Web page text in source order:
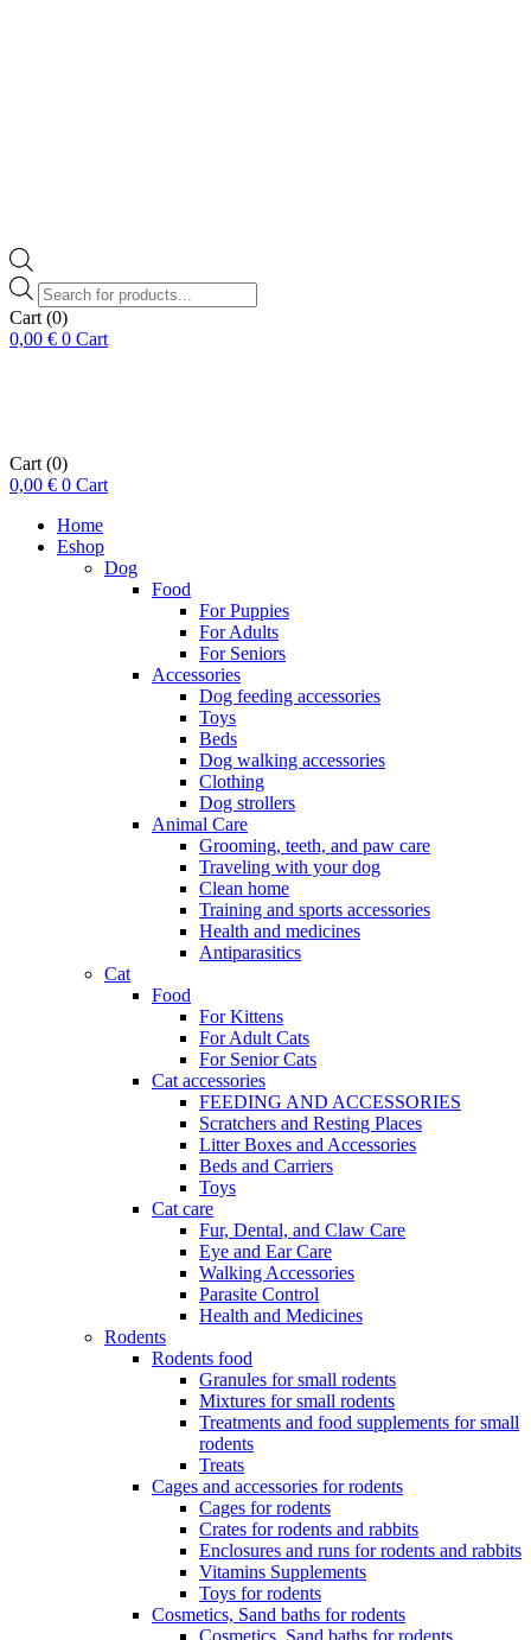
Products
search
Cart (0)
0,00 € 0 Cart
Cart (0)
0,00 € 0 Cart
Home
Eshop
Dog
Food
For Puppies
For Adults
For Seniors
Accessories
Dog feeding accessories
Toys
Beds
Dog walking accessories
Clothing
Dog strollers
Animal Care
Grooming, teeth, and paw care
Traveling with your dog
Clean home
Training and sports accessories
Health and medicines
Antiparasitics
Cat
Food
For Kittens
For Adult Cats
For Senior Cats
Cat accessories
FEEDING AND ACCESSORIES
Scratchers and Resting Places
Litter Boxes and Accessories
Beds and Carriers
Toys
Cat care
Fur, Dental, and Claw Care
Eye and Ear Care
Walking Accessories
Parasite Control
Health and Medicines
Rodents
Rodents food
Granules for small rodents
Mixtures for small rodents
Treatments and food supplements for small
rodents
Treats
Cages and accessories for rodents
Cages for rodents
Сrates for rodents and rabbits
Enclosures and runs for rodents and rabbits
Vitamins Supplements
Toys for rodents
Cosmetics, Sand baths for rodents
Cosmetics, Sand baths for rodents